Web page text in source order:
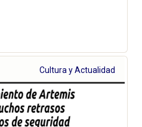
Cultura y Actualidad